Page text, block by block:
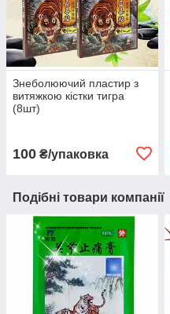
Знеболюючий пластир з
витяжкою кістки тигра
(8шт)
100 ₴/упаковка
Подібні товари компанії